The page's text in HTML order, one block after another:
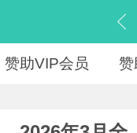
赞助VIP会员 赞